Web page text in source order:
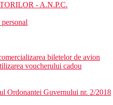
- A.N.P.C.
biletelor de avion
voucherului cadou
Ordonantei Guvernului nr. 2/2018